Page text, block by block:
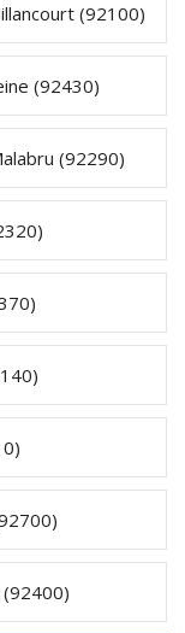
(92100)
(92430)
(92290)